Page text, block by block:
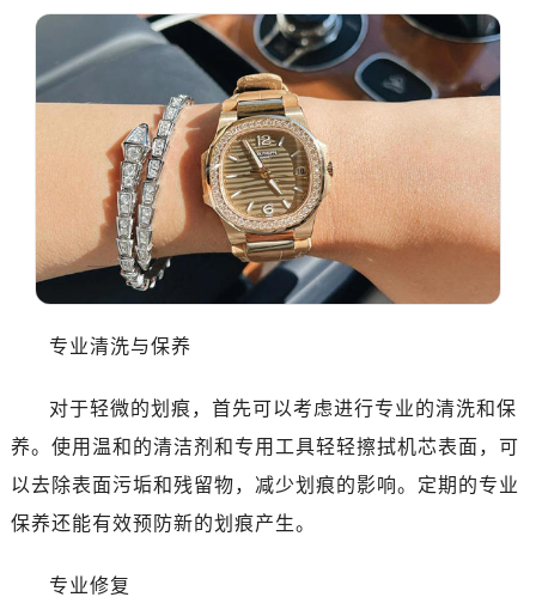
专业清洗与保养
对于轻微的划痕，首先可以考虑进行专业的清洗和保
养。使用温和的清洁剂和专用工具轻轻擦拭机芯表面，可
以去除表面污垢和残留物，减少划痕的影响。定期的专业
保养还能有效预防新的划痕产生。
专业修复